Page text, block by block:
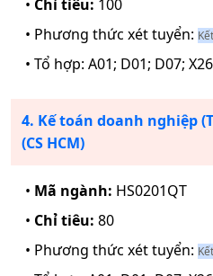
• Chỉ tiêu: 100
• Phương thức xét tuyển:
• Tổ hợp: A01; D01; D07; X26
4. Kế toán doanh nghiệp
(CS HCM)
• Mã ngành: HS0201QT
• Chỉ tiêu: 80
• Phương thức xét tuyển: